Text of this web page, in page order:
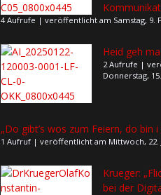
4 Aufrufe | veröffentlicht am Samstag, 9.
Heid geh
2 Aufrufe |
Donnerstag,
„Do gibt’s wos zum Feiern, do bin i
1 Aufruf | veröffentlicht am Mittwoch, 22.
Krueger:
bei der